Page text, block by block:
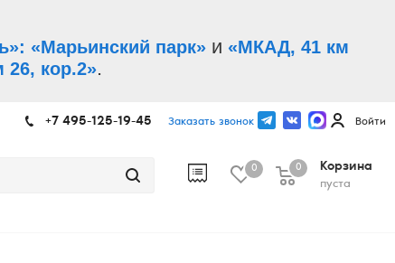
«Марьинский парк» и «МКАД, 41 км
26, кор.2».
+7 495-125-19-45 Заказать звонок Войти
0
Корзина
пуста
0